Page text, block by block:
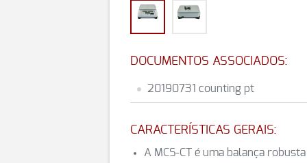
DOCUMENTOS ASSOCIADOS:
20190731 counting pt
CARACTERÍSTICAS GERAIS:
A MCS-CT é uma balança